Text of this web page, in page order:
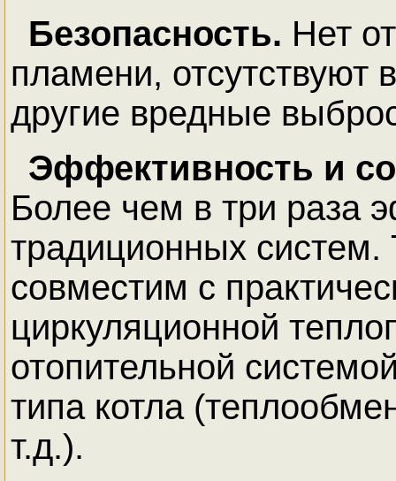
Безопасность. Нет
пламени, отсутствуют
другие вредные
Эффективность и
Более чем в три раза
традиционных систем.
совместим с
циркуляционной
отопительной
типа котла
т.д.).